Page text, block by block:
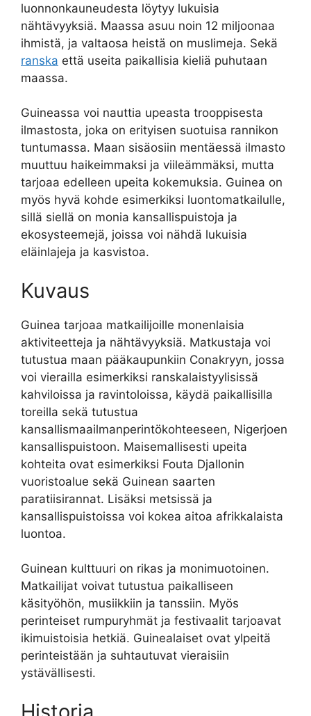
luonnonkauneudesta löytyy lukuisia
nähtävyyksiä. Maassa asuu noin 12 miljoonaa
ihmistä, ja valtaosa heistä on muslimeja. Sekä
ranska että useita paikallisia kieliä puhutaan
maassa.
Guineassa voi nauttia upeasta trooppisesta
ilmastosta, joka on erityisen suotuisa rannikon
tuntumassa. Maan sisäosiin mentäessä ilmasto
muuttuu haikeimmaksi ja viileämmäksi, mutta
tarjoaa edelleen upeita kokemuksia. Guinea on
myös hyvä kohde esimerkiksi luontomatkailulle,
sillä siellä on monia kansallispuistoja ja
ekosysteemejä, joissa voi nähdä lukuisia
eläinlajeja ja kasvistoa.
Kuvaus
Guinea tarjoaa matkailijoille monenlaisia
aktiviteetteja ja nähtävyyksiä. Matkustaja voi
tutustua maan pääkaupunkiin Conakryyn, jossa
voi vierailla esimerkiksi ranskalaistyylisissä
kahviloissa ja ravintoloissa, käydä paikallisilla
toreilla sekä tutustua
kansallismaailmanperintökohteeseen, Nigerjoen
kansallispuistoon. Maisemallisesti upeita
kohteita ovat esimerkiksi Fouta Djallonin
vuoristoalue sekä Guinean saarten
paratiisirannat. Lisäksi metsissä ja
kansallispuistoissa voi kokea aitoa afrikkalaista
luontoa.
Guinean kulttuuri on rikas ja monimuotoinen.
Matkailijat voivat tutustua paikalliseen
käsityöhön, musiikkiin ja tanssiin. Myös
perinteiset rumpuryhmät ja festivaalit tarjoavat
ikimuistoisia hetkiä. Guinealaiset ovat ylpeitä
perinteistään ja suhtautuvat vieraisiin
ystävällisesti.